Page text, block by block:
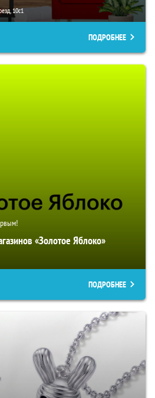
10с1
ПОДРОБНЕЕ
«Золотое Яблоко»
ПОДРОБНЕЕ